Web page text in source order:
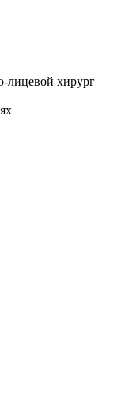
лицевой хирург